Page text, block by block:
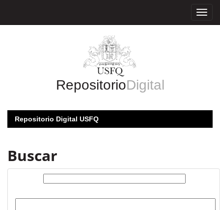
RepositorioDigital
Repositorio Digital USFQ
Buscar